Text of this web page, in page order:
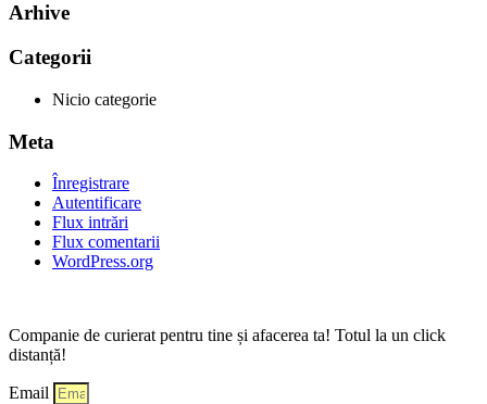
Arhive
Categorii
Nicio categorie
Meta
Înregistrare
Autentificare
Flux intrări
Flux comentarii
WordPress.org
Companie de curierat pentru tine și afacerea ta! Totul la un click
distanță!
Email